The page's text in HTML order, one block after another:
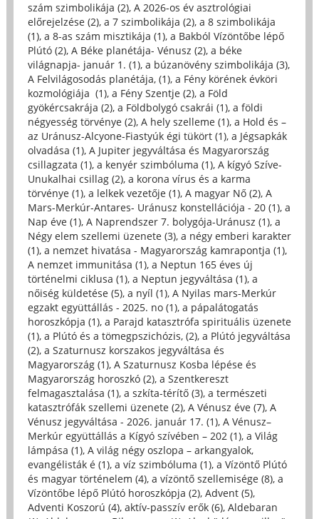
szám szimbolikája (2), A 2026-os év asztrológiai
előrejelzése (2), a 7 szimbolikája (2), a 8 szimbolikája
(1), a 8-as szám misztikája (1), a Bakból Vízöntőbe lépő
Plútó (2), A Béke planétája- Vénusz (2), a béke
világnapja- január 1. (1), a búzanövény szimbolikája (3),
A Felvilágosodás planétája, (1), a Fény körének évköri
kozmológiája (1), a Fény Szentje (2), a Föld
gyökércsakrája (2), a Földbolygó csakrái (1), a földi
négyesség törvénye (2), A hely szelleme (1), a Hold és –
az Uránusz-Alcyone-Fiastyúk égi tükört (1), a Jégsapkák
olvadása (1), A Jupiter jegyváltása és Magyarország
csillagzata (1), a kenyér szimbóluma (1), A kígyó Szíve-
Unukalhai csillag (2), a korona vírus és a karma
törvénye (1), a lelkek vezetője (1), A magyar Nő (2), A
Mars-Merkúr-Antares- Uránusz konstellációja - 20 (1), a
Nap éve (1), A Naprendszer 7. bolygója-Uránusz (1), a
Négy elem szellemi üzenete (3), a négy emberi karakter
(1), a nemzet hivatása - Magyarország kamrapontja (1),
A nemzet immunitása (1), a Neptun 165 éves új
történelmi ciklusa (1), a Neptun jegyváltása (1), a
nőiség küldetése (5), a nyíl (1), A Nyilas mars-Merkúr
egzakt együttállás - 2025. no (1), a pápalátogatás
horoszkópja (1), a Parajd katasztrófa spirituális üzenete
(1), a Plútó és a tömegpszichózis, (2), a Plútó jegyváltása
(2), a Szaturnusz korszakos jegyváltása és
Magyarország (1), A Szaturnusz Kosba lépése és
Magyarország horoszkó (2), a Szentkereszt
felmagasztalása (1), a szkíta-térítő (3), a természeti
katasztrófák szellemi üzenete (2), A Vénusz éve (7), A
Vénusz jegyváltása - 2026. január 17. (1), A Vénusz–
Merkúr együttállás a Kígyó szívében – 202 (1), a Világ
lámpása (1), A világ négy oszlopa – arkangyalok,
evangélisták é (1), a víz szimbóluma (1), a Vízöntő Plútó
és magyar történelem (4), a vízöntő szellemisége (8), a
Vízöntőbe lépő Plútó horoszkópja (2), Advent (5),
Adventi Koszorú (4), aktív-passzív erők (6), Aldebaran